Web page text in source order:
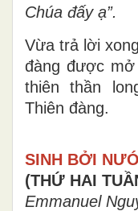
Chúa đấy ạ”.
Vừa trả lời
đàng được
thiên thần
Thiên đàng.
SINH BỞI
(THỨ HAI
Emmanuel